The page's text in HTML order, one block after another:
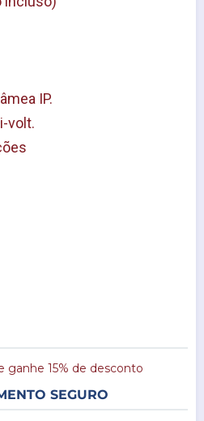
IP.
volt.
ganhe 15% de desconto
SEGURO